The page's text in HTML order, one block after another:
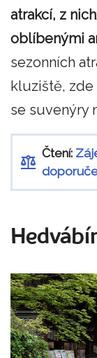
atrakcí, z
oblíbenými
sezonních
kluziště, zde
se suvenýry
Čtení: